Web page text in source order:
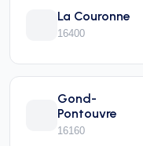
La Couronne
16400
Gond-
Pontouvre
16160